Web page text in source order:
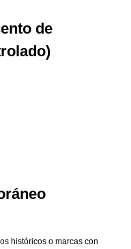
de
históricos o marcas con